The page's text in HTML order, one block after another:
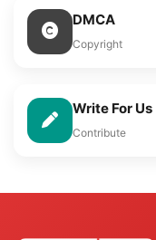
DMCA
Copyright
Write For Us
Contribute